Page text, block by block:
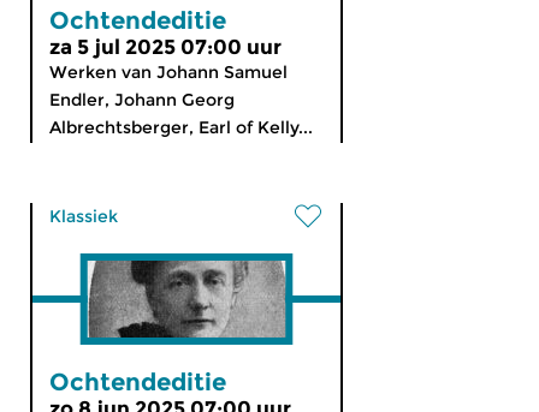
Ochtendeditie
za 5 jul 2025 07:00 uur
Werken van Johann Samuel
Endler, Johann Georg
Albrechtsberger, Earl of Kelly...
Klassiek
Ochtendeditie